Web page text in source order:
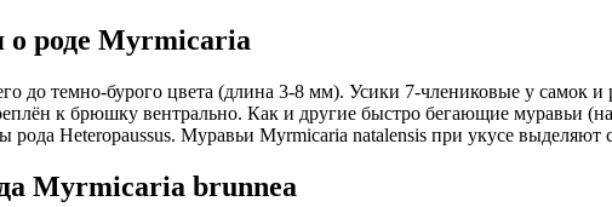
роде Myrmicaria
до темно-бурого цвета (длина 3-8 мм). Усики 7-члениковые у
к брюшку вентрально. Как и другие быстро бегающие муравьи
Heteropaussus. Муравьи Myrmicaria natalensis при укусе выделяют
Myrmicaria brunnea